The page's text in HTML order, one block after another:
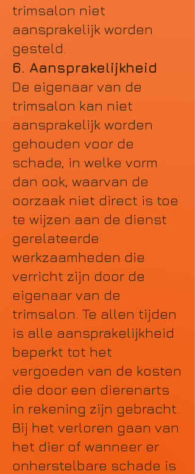
trimsalon niet
aansprakelijk worden
gesteld.
6. Aansprakelijkheid
De eigenaar van de
trimsalon kan niet
aansprakelijk worden
gehouden voor de
schade, in welke vorm
dan ook, waarvan de
oorzaak niet direct is toe
te wijzen aan de dienst
gerelateerde
werkzaamheden die
verricht zijn door de
eigenaar van de
trimsalon. Te allen tijden
is alle aansprakelijkheid
beperkt tot het
vergoeden van de kosten
die door een dierenarts
in rekening zijn gebracht.
Bij het verloren gaan van
het dier of wanneer er
onherstelbare schade is